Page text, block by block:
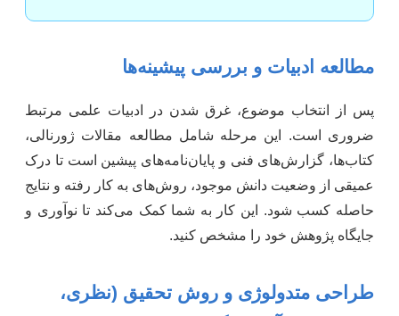
مطالعه ادبیات و بررسی پیشینه‌ها
پس از انتخاب موضوع، غرق شدن در ادبیات علمی مرتبط
ضروری است. این مرحله شامل مطالعه مقالات ژورنالی،
کتاب‌ها، گزارش‌های فنی و پایان‌نامه‌های پیشین است تا درک
عمیقی از وضعیت دانش موجود، روش‌های به کار رفته و نتایج
حاصله کسب شود. این کار به شما کمک می‌کند تا نوآوری و
جایگاه پژوهش خود را مشخص کنید.
طراحی متدولوژی و روش تحقیق (نظری،